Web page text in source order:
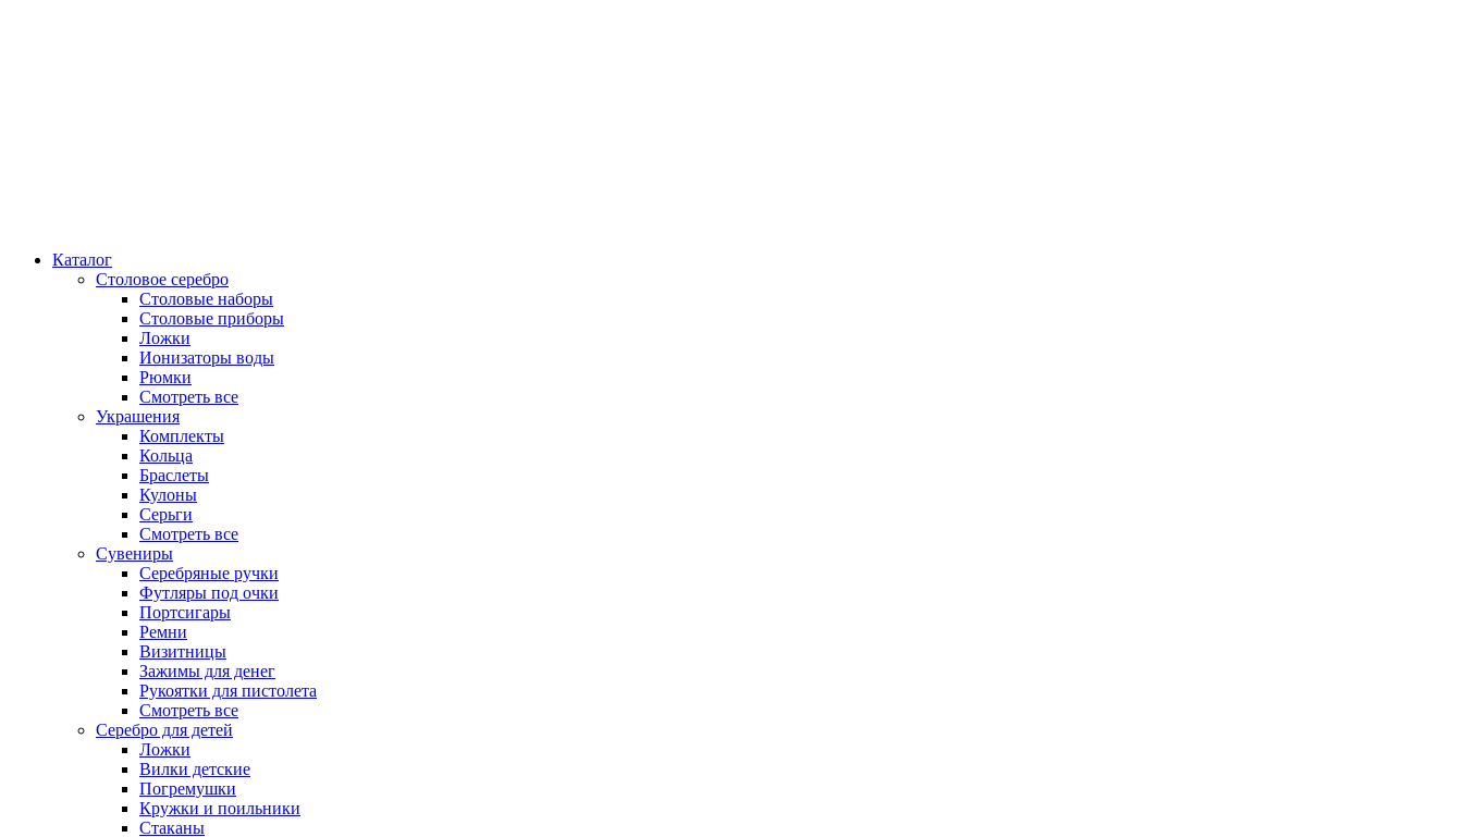
Каталог
Столовое серебро
Столовые наборы
Столовые приборы
Ложки
Ионизаторы воды
Рюмки
Смотреть все
Украшения
Комплекты
Кольца
Браслеты
Кулоны
Серьги
Смотреть все
Сувениры
Серебряные ручки
Футляры под очки
Портсигары
Ремни
Визитницы
Зажимы для денег
Рукоятки для пистолета
Смотреть все
Серебро для детей
Ложки
Вилки детские
Погремушки
Кружки и поильники
Стаканы